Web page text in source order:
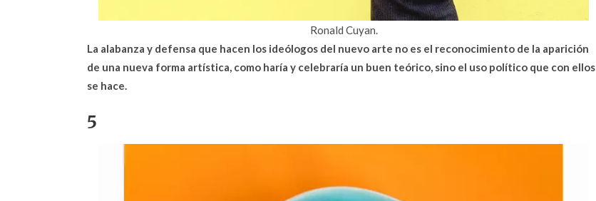
Ronald Cuyan.
La alabanza y defensa que hacen los ideólogos del nuevo arte no es el reconocimiento de la aparición
de una nueva forma artística, como haría y celebraría un buen teórico, sino el uso político que con ellos
se hace.
5